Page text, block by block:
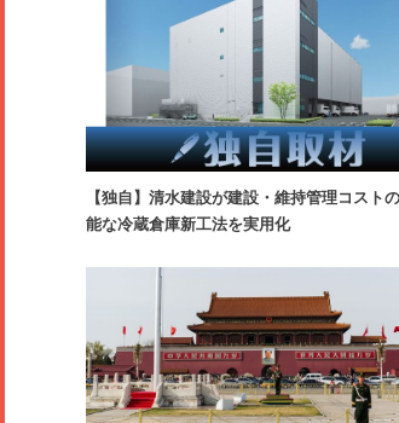
【独自】清水建設が建設・維持管理コスト
能な冷蔵倉庫新工法を実用化